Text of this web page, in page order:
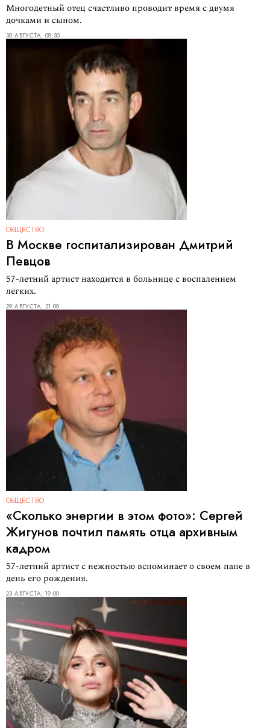
Многодетный отец счастливо проводит время с двумя
дочками и сыном.
30 АВГУСТА, 08:30
ОБЩЕСТВО
В Москве госпитализирован Дмитрий
Певцов
57-летний артист находится в больнице с воспалением
легких.
29 АВГУСТА, 21:00
ОБЩЕСТВО
«Сколько энергии в этом фото»: Сергей
Жигунов почтил память отца архивным
кадром
57-летний артист с нежностью вспоминает о своем папе в
день его рождения.
23 АВГУСТА, 19:00